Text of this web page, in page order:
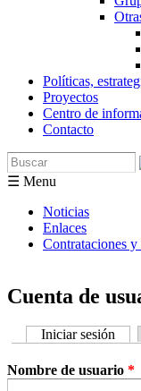
Políticas,
Proyectos
Centro de
Contacto
Formulario de
Buscar
☰ Menu
Noticias
Enlaces
Contrataciones
Cuenta de
Iniciar sesión
Nombre de usuario *